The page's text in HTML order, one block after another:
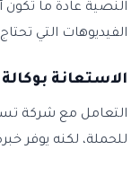
النصية عادة ما تكون
الفيديوهات التي
الاستعانة بوكالة
التعامل مع شركة
للحملة، لكنه يوفر